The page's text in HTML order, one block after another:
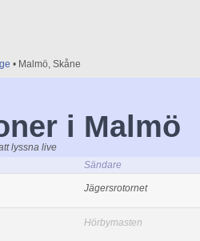
• Malmö, Skåne
i Malmö
lyssna live
Sändare
Jägersrotornet
Hörbymasten